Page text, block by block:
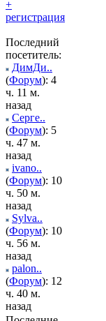
+
регистрация
Последний
посетитель:
ДимДи..
(Форум): 4
ч. 11 м.
назад
Серге..
(Форум): 5
ч. 47 м.
назад
ivano..
(Форум): 10
ч. 50 м.
назад
Sylva..
(Форум): 10
ч. 56 м.
назад
palon..
(Форум): 12
ч. 40 м.
назад